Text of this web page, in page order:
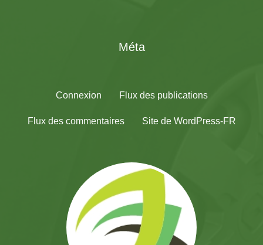
Méta
Connexion Flux des publications
Flux des commentaires Site de WordPress-FR